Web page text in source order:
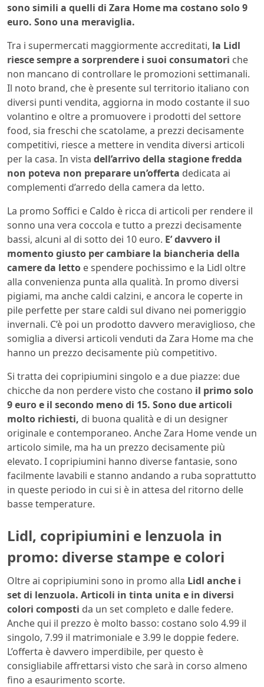
sono simili a quelli di Zara Home ma costano solo 9
euro. Sono una meraviglia.
Tra i supermercati maggiormente accreditati, la Lidl
riesce sempre a sorprendere i suoi consumatori che
non mancano di controllare le promozioni settimanali.
Il noto brand, che è presente sul territorio italiano con
diversi punti vendita, aggiorna in modo costante il suo
volantino e oltre a promuovere i prodotti del settore
food, sia freschi che scatolame, a prezzi decisamente
competitivi, riesce a mettere in vendita diversi articoli
per la casa. In vista dell’arrivo della stagione fredda
non poteva non preparare un’offerta dedicata ai
complementi d’arredo della camera da letto.
La promo Soffici e Caldo è ricca di articoli per rendere il
sonno una vera coccola e tutto a prezzi decisamente
bassi, alcuni al di sotto dei 10 euro. E’ davvero il
momento giusto per cambiare la biancheria della
camere da letto e spendere pochissimo e la Lidl oltre
alla convenienza punta alla qualità. In promo diversi
pigiami, ma anche caldi calzini, e ancora le coperte in
pile perfette per stare caldi sul divano nei pomeriggio
invernali. C’è poi un prodotto davvero meraviglioso, che
somiglia a diversi articoli venduti da Zara Home ma che
hanno un prezzo decisamente più competitivo.
Si tratta dei copripiumini singolo e a due piazze: due
chicche da non perdere visto che costano il primo solo
9 euro e il secondo meno di 15. Sono due articoli
molto richiesti, di buona qualità e di un designer
originale e contemporaneo. Anche Zara Home vende un
articolo simile, ma ha un prezzo decisamente più
elevato. I copripiumini hanno diverse fantasie, sono
facilmente lavabili e stanno andando a ruba soprattutto
in queste periodo in cui si è in attesa del ritorno delle
basse temperature.
Lidl, copripiumini e lenzuola in
promo: diverse stampe e colori
Oltre ai copripiumini sono in promo alla Lidl anche i
set di lenzuola. Articoli in tinta unita e in diversi
colori composti da un set completo e dalle federe.
Anche qui il prezzo è molto basso: costano solo 4.99 il
singolo, 7.99 il matrimoniale e 3.99 le doppie federe.
L’offerta è davvero imperdibile, per questo è
consigliabile affrettarsi visto che sarà in corso almeno
fino a esaurimento scorte.